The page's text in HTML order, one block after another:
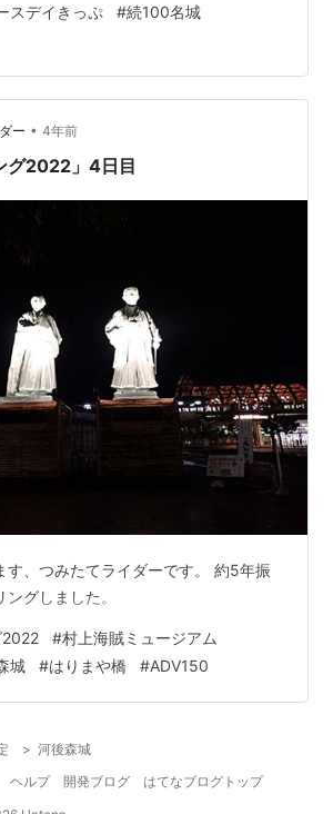
松丸」駅から徒歩約20分で風呂ヶ谷駐
丸駅には、全国でも珍しい駅舎内温泉
その名も「森の国ぽっぽ温泉」 「ぽっ
が可愛くて、好き。 「鳩ぽっぽ」「汽
ぽぽぽぽぽぽっぽー」（鼠先…
スデイきっぷ #続100名城
ー • 4年前
グ2022」4日目
す、つみたてライダーです。 約5年振
グしました。
2022 #村上海賊ミュージアム
城 #はりまや橋 #ADV150
> 河後森城
ヘルプ 開発ブログ
はてなブログトップ